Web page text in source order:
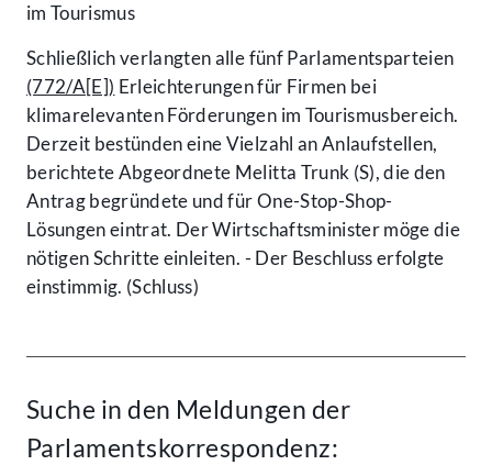
im Tourismus
Schließlich verlangten alle fünf Parlamentsparteien
(772/A[E]) Erleichterungen für Firmen bei
klimarelevanten Förderungen im Tourismusbereich.
Derzeit bestünden eine Vielzahl an Anlaufstellen,
berichtete Abgeordnete Melitta Trunk (S), die den
Antrag begründete und für One-Stop-Shop-
Lösungen eintrat. Der Wirtschaftsminister möge die
nötigen Schritte einleiten. - Der Beschluss erfolgte
einstimmig. (Schluss)
Suche in den Meldungen der
Parlamentskorrespondenz: